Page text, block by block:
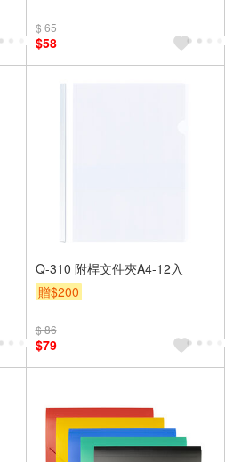
$ 65
$58
Q-310 附桿文件夾A4-12入
贈$200
$ 86
$79